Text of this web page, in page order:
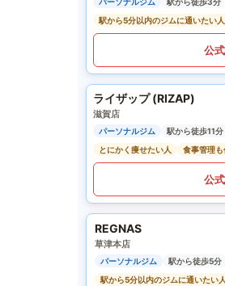
パーソナルジム
駅から徒歩3分
駅から5分以内のジムに通いたい人
公
ライザップ (RIZAP)
滋賀店
パーソナルジム
駅から徒歩11分
とにかく痩せたい人
食事管理
公
REGNAS
草津本店
パーソナルジム
駅から徒歩5分
駅から5分以内のジムに通いたい人